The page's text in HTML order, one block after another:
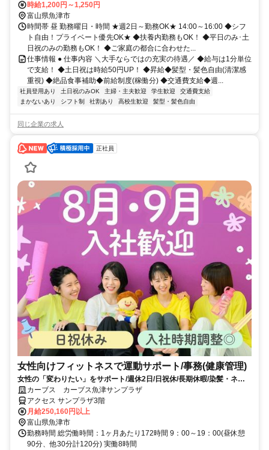
時給1,200円～1,250円
富山県魚津市
時間帯 昼 勤務曜日・時間 ★週2日～勤務OK★ 14:00～16:00 ◆シフ
ト自由！プライベート優先OK★ ◆扶養内勤務もOK！ ◆平日のみ･土
日祝のみの勤務もOK！ ◆ご家庭の都合に合わせた...
仕事情報 ● 仕事内容 ＼大手ならではの充実の待遇／ ◆給与は1分単位
で支給！ ◆土日祝は時給50円UP！ ◆昇給◆髪型・髪色自由(清潔感
重視) ◆絶品食事補助◆前給制度(稼働分) ◆交通費支給◆週...
社員登用あり 土日祝のみOK 主婦・主夫歓迎 学生歓迎
交通費支給
まかないあり
シフト制 社割あり 高校生歓迎 髪型・髪色自由
同じ企業の求人
正社員
女性向けフィットネスで運動サポート/事務(健康管理)
女性の「変わりたい」をサポート/週休2日/日祝休/長期休暇/染髪・ネイ
ルOK※規定内
カーブス カーブス魚津サンプラザ
アクセス サンプラザ3階
月給250,160円以上
富山県魚津市
勤務時間 総労働時間：1ヶ月あたり172時間 9：00～19：00(昼休憩
90分、他30分計120分) 実働8時間